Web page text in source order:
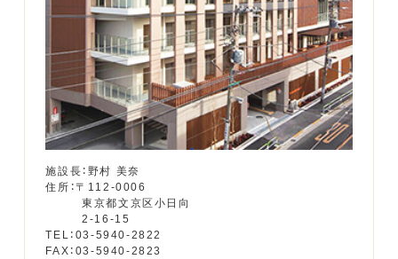
施設長：野村 美奈
住所：〒112-0006
東京都文京区小日向
2-16-15
TEL：03-5940-2822
FAX：03-5940-2823